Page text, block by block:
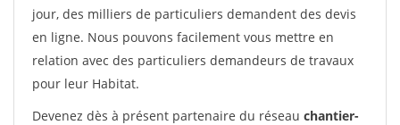
jour, des milliers de particuliers demandent des devis
en ligne. Nous pouvons facilement vous mettre en
relation avec des particuliers demandeurs de travaux
pour leur Habitat.
Devenez dès à présent partenaire du réseau chantier-